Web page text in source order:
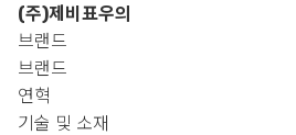
(주)제비표우의
브랜드
브랜드
연혁
기술 및 소재